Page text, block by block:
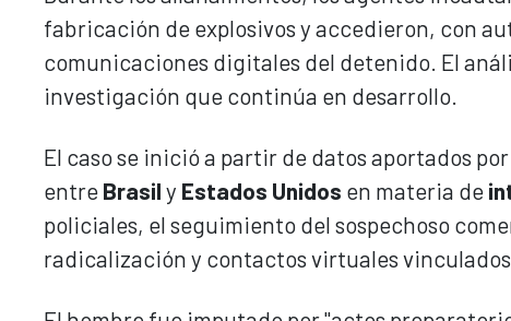
fabricación de explosivos y accedieron, con
comunicaciones digitales del detenido. El
investigación que continúa en desarrollo.
El caso se inició a partir de datos aportados
entre Brasil y Estados Unidos en materia de
policiales, el seguimiento del sospechoso
radicalización y contactos virtuales